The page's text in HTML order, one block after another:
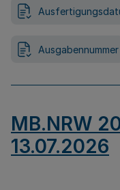
Ausgabennummer
MB.NRW
13.07.2026